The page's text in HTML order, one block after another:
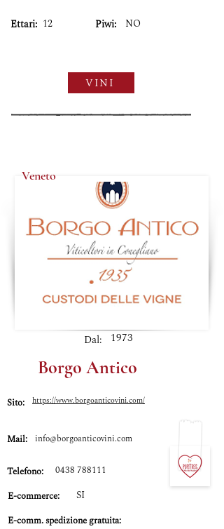
Ettari: 12 Piwi: NO
VINI
Veneto
Dal: 1973
Borgo Antico
Sito: https://www.borgoanticovini.com/
Mail: info@borgoanticovini.com
Telefono:
0438 788111
E-commerce:
SI
E-comm.spedizione gratuita: